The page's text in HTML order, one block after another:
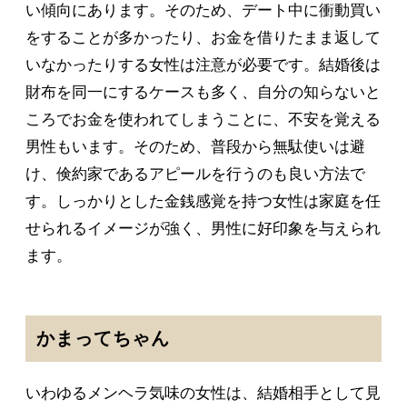
い傾向にあります。そのため、デート中に衝動買い
をすることが多かったり、お金を借りたまま返して
いなかったりする女性は注意が必要です。結婚後は
財布を同一にするケースも多く、自分の知らないと
ころでお金を使われてしまうことに、不安を覚える
男性もいます。そのため、普段から無駄使いは避
け、倹約家であるアピールを行うのも良い方法で
す。しっかりとした金銭感覚を持つ女性は家庭を任
せられるイメージが強く、男性に好印象を与えられ
ます。
かまってちゃん
いわゆるメンヘラ気味の女性は、結婚相手として見